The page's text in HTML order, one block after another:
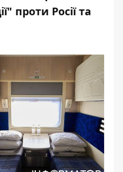
проти Росії та